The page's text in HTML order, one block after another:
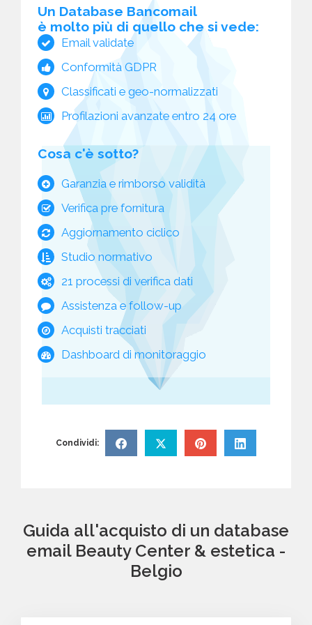
Un Database Bancomail
è molto più di quello che si vede:
Email validate
Conformità GDPR
Classificati e geo-normalizzati
Profilazioni avanzate entro 24 ore
Cosa c'è sotto?
Garanzia e rimborso validità
Verifica pre fornitura
Aggiornamento ciclico
Studio normativo
21 processi di verifica dati
Assistenza e follow-up
Acquisti tracciati
Dashboard di monitoraggio
Condividi:
Guida all'acquisto di un database
email Beauty Center & estetica -
Belgio